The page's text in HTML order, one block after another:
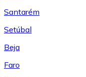
Santarém
Setúbal
Beja
Faro